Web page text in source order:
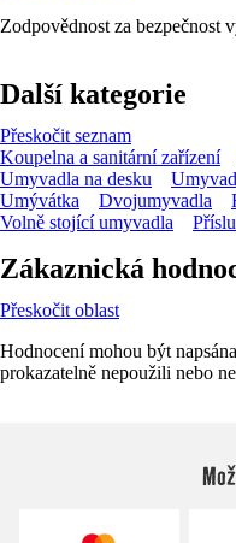
Zodpovědnost za bezpečnost
Další kategorie
Přeskočit seznam
Koupelna a sanitární zařízení
Umyvadla na desku
Umývátka
Dvojumyvadla
Volně stojící umyvadla
Zákaznická
Přeskočit oblast
Hodnocení mohou být
prokazatelně nepoužili nebo